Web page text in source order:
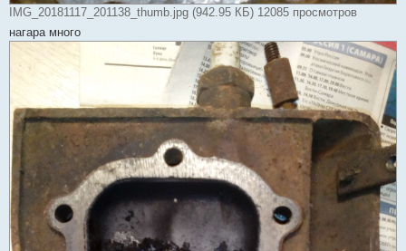
IMG_20181117_201138_thumb.jpg (942.95 КБ) 12085 просмотров
нагара много